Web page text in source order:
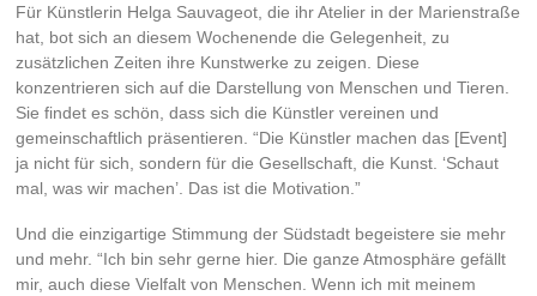
Für Künstlerin Helga Sauvageot, die ihr Atelier in der Marienstraße
hat, bot sich an diesem Wochenende die Gelegenheit, zu
zusätzlichen Zeiten ihre Kunstwerke zu zeigen. Diese
konzentrieren sich auf die Darstellung von Menschen und Tieren.
Sie findet es schön, dass sich die Künstler vereinen und
gemeinschaftlich präsentieren. “Die Künstler machen das [Event]
ja nicht für sich, sondern für die Gesellschaft, die Kunst. ‘Schaut
mal, was wir machen’. Das ist die Motivation.”
Und die einzigartige Stimmung der Südstadt begeistere sie mehr
und mehr. “Ich bin sehr gerne hier. Die ganze Atmosphäre gefällt
mir, auch diese Vielfalt von Menschen. Wenn ich mit meinem